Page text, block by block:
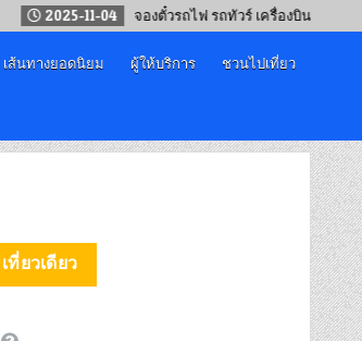
2025-11-04 จองตั๋วรถไฟ รถทัวร์ เครื่องบิน “เทศกาลปีใหม่
เส้นทางยอดนิยม ผู้ให้บริการ
ชวนไปเที่ยว